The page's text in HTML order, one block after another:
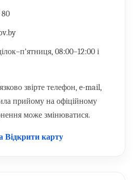
08:00–12:00 і
звірте телефон, e-mail,
прийому на офіційному
може змінюватися.
Відкрити карту